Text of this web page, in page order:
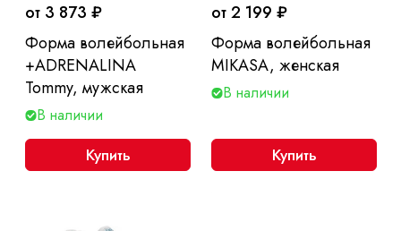
от 3 873 ₽
Форма волейбольная
+ADRENALINA
Tommy, мужская
В наличии
Купить
от 2 199 ₽
Форма волейбольная
MIKASA, женская
В наличии
Купить